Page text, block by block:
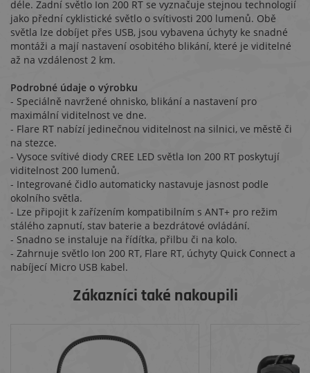
déle. Zadní světlo Ion 200 RT se vyznačuje stejnou technologií
jako přední cyklistické světlo o svítivosti 200 lumenů. Obě
světla lze dobíjet přes USB, jsou vybavena úchyty ke snadné
montáži a mají nastavení osobitého blikání, které je viditelné
až na vzdálenost 2 km.
Podrobné údaje o výrobku
- Speciálně navržené ohnisko, blikání a nastavení pro
maximální viditelnost ve dne.
- Flare RT nabízí jedinečnou viditelnost na silnici, ve městě či
na stezce.
- Vysoce svítivé diody CREE LED světla Ion 200 RT poskytují
viditelnost 200 lumenů.
- Integrované čidlo automaticky nastavuje jasnost podle
okolního světla.
- Lze připojit k zařízením kompatibilním s ANT+ pro režim
stálého zapnutí, stav baterie a bezdrátové ovládání.
- Snadno se instaluje na řídítka, přilbu či na kolo.
- Zahrnuje světlo Ion 200 RT, Flare RT, úchyty Quick Connect a
nabíjecí Micro USB kabel.
Zákazníci také nakoupili